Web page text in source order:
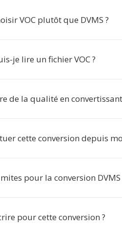
VOC plutôt que DVMS ?
je lire un fichier VOC ?
de la qualité en convertissant
cette conversion depuis
pour la conversion DVMS
pour cette conversion ?